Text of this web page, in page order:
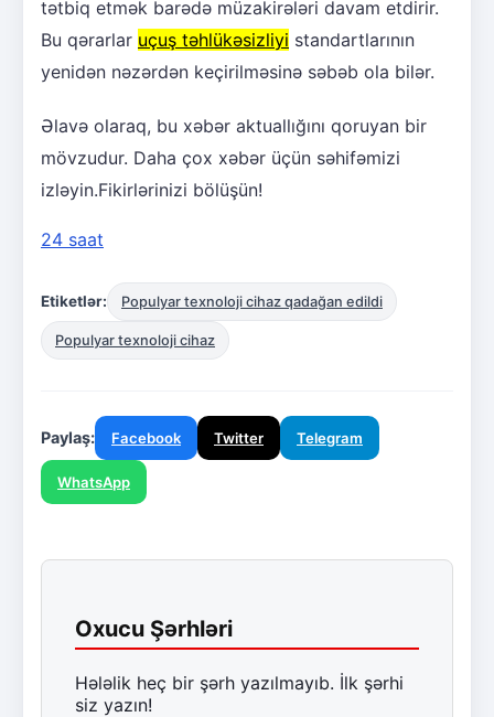
tətbiq etmək barədə müzakirələri davam etdirir.
Bu qərarlar uçuş təhlükəsizliyi standartlarının
yenidən nəzərdən keçirilməsinə səbəb ola bilər.
Əlavə olaraq, bu xəbər aktuallığını qoruyan bir
mövzudur. Daha çox xəbər üçün səhifəmizi
izləyin.Fikirlərinizi bölüşün!
24 saat
Etiketlər: Populyar texnoloji cihaz qadağan edildi
Populyar texnoloji cihaz
Paylaş: Facebook Twitter Telegram
WhatsApp
Oxucu Şərhləri
Hələlik heç bir şərh yazılmayıb. İlk şərhi
siz yazın!